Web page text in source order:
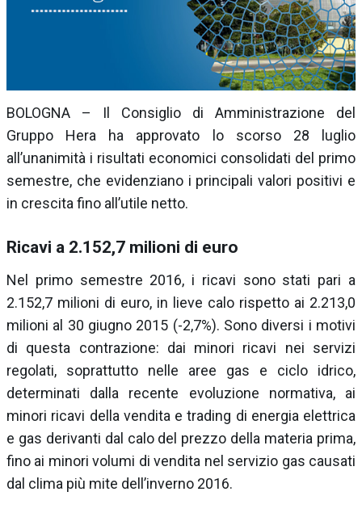
BOLOGNA – Il Consiglio di Amministrazione del
Gruppo Hera ha approvato lo scorso 28 luglio
all’unanimità i risultati economici consolidati del primo
semestre, che evidenziano i principali valori positivi e
in crescita fino all’utile netto.
Ricavi a 2.152,7 milioni di euro
Nel primo semestre 2016, i ricavi sono stati pari a
2.152,7 milioni di euro, in lieve calo rispetto ai 2.213,0
milioni al 30 giugno 2015 (-2,7%). Sono diversi i motivi
di questa contrazione: dai minori ricavi nei servizi
regolati, soprattutto nelle aree gas e ciclo idrico,
determinati dalla recente evoluzione normativa, ai
minori ricavi della vendita e trading di energia elettrica
e gas derivanti dal calo del prezzo della materia prima,
fino ai minori volumi di vendita nel servizio gas causati
dal clima più mite dell’inverno 2016.